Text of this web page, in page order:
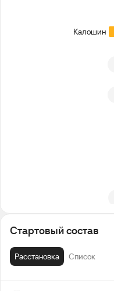
Калошин
Стартовый состав
Расстановка Список